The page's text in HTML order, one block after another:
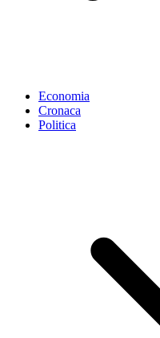
Economia
Cronaca
Politica